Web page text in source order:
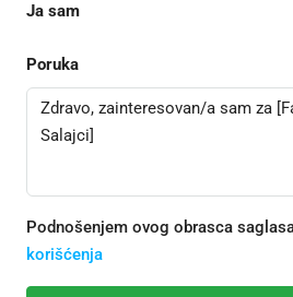
Ja sam
Poruka
Podnošenjem ovog obrasca
korišćenja